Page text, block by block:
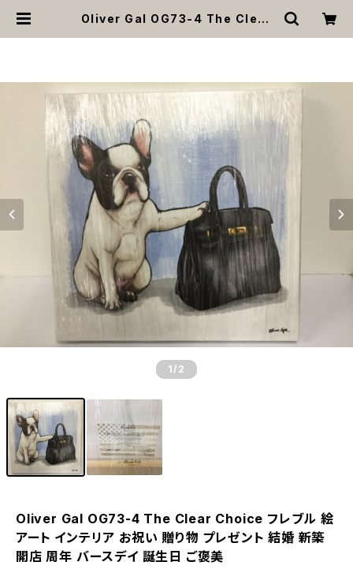
Oliver Gal OG73-4 The Clear
1 /2
Oliver Gal OG73-4 The Clear Choice フレブル 絵
アート インテリア お祝い 贈り物 プレゼント 結婚 新築
開店 周年 バースデイ 誕生日 ご褒美